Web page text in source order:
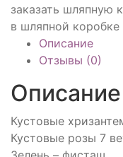
заказать шляпную
в шляпной коробке
Описание
Отзывы (0)
Описание
Кустовые
Кустовые розы 7